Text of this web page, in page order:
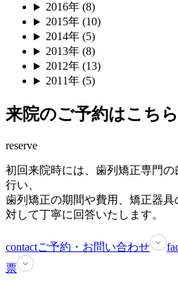
2016年 (8)
2015年 (10)
2014年 (5)
2013年 (8)
2012年 (13)
2011年 (5)
来院のご予約はこち
reserve
初回来院時には、歯列矯正専門
行い、
歯列矯正の期間や費用、矯正器
対して丁寧に回答いたします。
contactご予約・お問い合わせ
票